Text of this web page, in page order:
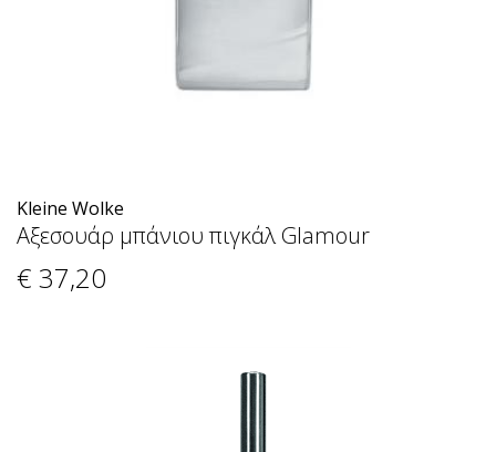
Kleine Wolke
Αξεσουάρ μπάνιου πιγκάλ Glamour
€ 37,20